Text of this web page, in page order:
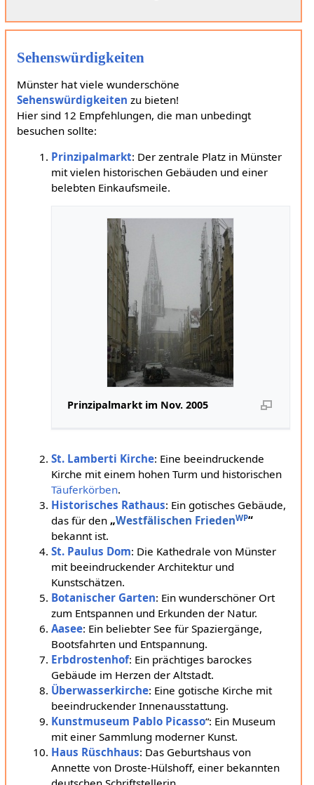
Sehenswürdigkeiten
Münster hat viele wunderschöne
Sehenswürdigkeiten zu bieten!
Hier sind 12 Empfehlungen, die man unbedingt
besuchen sollte:
Prinzipalmarkt: Der zentrale Platz in Münster
mit vielen historischen Gebäuden und einer
belebten Einkaufsmeile.
Prinzipalmarkt im Nov. 2005
St. Lamberti Kirche: Eine beeindruckende
Kirche mit einem hohen Turm und historischen
Täuferkörben.
Historisches Rathaus: Ein gotisches Gebäude,
das für den „Westfälischen FriedenWP“
bekannt ist.
St. Paulus Dom: Die Kathedrale von Münster
mit beeindruckender Architektur und
Kunstschätzen.
Botanischer Garten: Ein wunderschöner Ort
zum Entspannen und Erkunden der Natur.
Aasee: Ein beliebter See für Spaziergänge,
Bootsfahrten und Entspannung.
Erbdrostenhof: Ein prächtiges barockes
Gebäude im Herzen der Altstadt.
Überwasserkirche: Eine gotische Kirche mit
beeindruckender Innenausstattung.
Kunstmuseum Pablo Picasso“: Ein Museum
mit einer Sammlung moderner Kunst.
Haus Rüschhaus: Das Geburtshaus von
Annette von Droste-Hülshoff, einer bekannten